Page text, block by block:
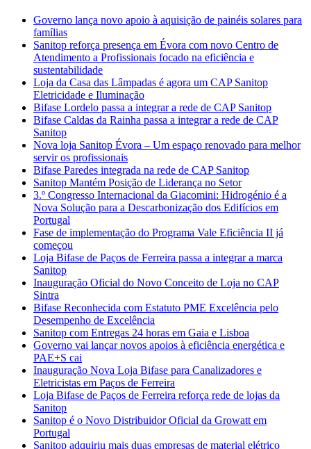
Governo lança novo apoio à aquisição de painéis solares para
famílias
Sanitop reforça presença em Évora com novo Centro de
Atendimento a Profissionais focado na eficiência e
sustentabilidade
Loja da Casa das Lâmpadas é agora um CAP Sanitop
Eletricidade e Iluminação
Bifase Lordelo passa a integrar a rede de CAP Sanitop
Bifase Caldas da Rainha passa a integrar a rede de CAP
Sanitop
Nova loja Sanitop Évora – Um espaço renovado para melhor
servir os profissionais
Bifase Paredes integrada na rede de CAP Sanitop
Sanitop Mantém Posição de Liderança no Setor
3.º Congresso Internacional da Giacomini: Hidrogénio é a
Nova Solução para a Descarbonização dos Edifícios em
Portugal
Fase de implementação do Programa Vale Eficiência II já
começou
Loja Bifase de Paços de Ferreira passa a integrar a marca
Sanitop
Inauguração Oficial do Novo Conceito de Loja no CAP
Sintra
Bifase Reconhecida com Estatuto PME Excelência pelo
Desempenho de Excelência
Sanitop com Entregas 24 horas em Gaia e Lisboa
Governo vai lançar novos apoios à eficiência energética e
PAE+S cai
Inauguração Nova Loja Bifase para Canalizadores e
Eletricistas em Paços de Ferreira
Loja Bifase de Paços de Ferreira reforça rede de lojas da
Sanitop
Sanitop é o Novo Distribuidor Oficial da Growatt em
Portugal
Sanitop adquiriu mais duas empresas de material elétrico